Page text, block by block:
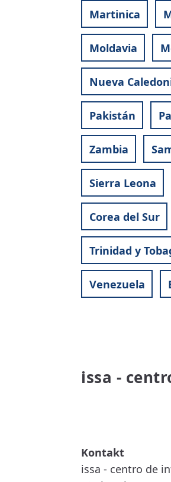
Martinica
Moldavia
Nueva
Pakistán
Zambia
Sierra Leona
Corea del Sur
Trinidad y
Venezuela
issa -
DE
issa - centro de